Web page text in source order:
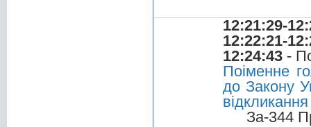
12:21:29-
12:22:21-
12:24:43 -
Поіменне
до Закону
За-344